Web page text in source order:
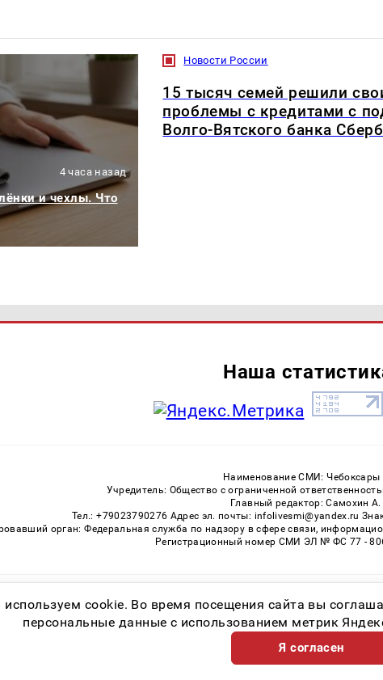
4 часа назад
и чехлы. Что
Новости России
15 тысяч семей решили
проблемы с кредитами с
Волго-Вятского банка
Наша
Наименование СМИ: Чебоксары
Учредитель: Общество с ограниченной
Главный редактор: Самохин А.
Тел.: +79023790276 Адрес эл. почты: infolivesmi@yandex.ru
орган: Федеральная служба по надзору в сфере связи,
Регистрационный номер СМИ ЭЛ № ФС 77 -
Возрастная категория
cookie. Во время посещения сайта вы
персональные данные с использованием метрик
Я согласен